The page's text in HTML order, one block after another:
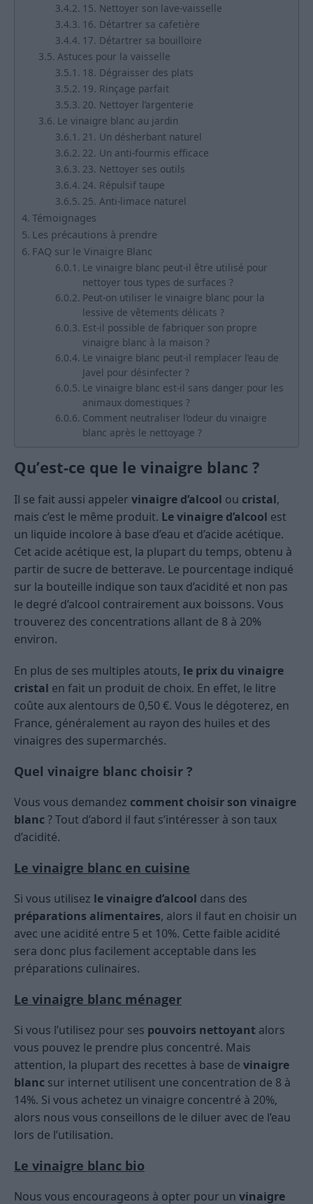
15. Nettoyer son lave-vaisselle
16. Détartrer sa cafetière
17. Détartrer sa bouilloire
Astuces pour la vaisselle
18. Dégraisser des plats
19. Rinçage parfait
20. Nettoyer l’argenterie
Le vinaigre blanc au jardin
21. Un désherbant naturel
22. Un anti-fourmis efficace
23. Nettoyer ses outils
24. Répulsif taupe
25. Anti-limace naturel
Témoignages
Les précautions à prendre
FAQ sur le Vinaigre Blanc
Le vinaigre blanc peut-il être utilisé pour
nettoyer tous types de surfaces ?
Peut-on utiliser le vinaigre blanc pour la
lessive de vêtements délicats ?
Est-il possible de fabriquer son propre
vinaigre blanc à la maison ?
Le vinaigre blanc peut-il remplacer l’eau de
Javel pour désinfecter ?
Le vinaigre blanc est-il sans danger pour les
animaux domestiques ?
Comment neutraliser l’odeur du vinaigre
blanc après le nettoyage ?
Qu’est-ce que le vinaigre blanc ?
Il se fait aussi appeler vinaigre d’alcool ou cristal,
mais c’est le même produit. Le vinaigre d’alcool est
un liquide incolore à base d’eau et d’acide acétique.
Cet acide acétique est, la plupart du temps, obtenu à
partir de sucre de betterave. Le pourcentage indiqué
sur la bouteille indique son taux d’acidité et non pas
le degré d’alcool contrairement aux boissons. Vous
trouverez des concentrations allant de 8 à 20%
environ.
En plus de ses multiples atouts, le prix du vinaigre
cristal en fait un produit de choix. En effet, le litre
coûte aux alentours de 0,50 €. Vous le dégoterez, en
France, généralement au rayon des huiles et des
vinaigres des supermarchés.
Quel vinaigre blanc choisir ?
Vous vous demandez comment choisir son vinaigre
blanc? Tout d’abord il faut s’intéresser à son taux
d’acidité.
Le vinaigre blanc en cuisine
Si vous utilisez le vinaigre d’alcool dans des
préparations alimentaires, alors il faut en choisir un
avec une acidité entre 5 et 10%. Cette faible acidité
sera donc plus facilement acceptable dans les
préparations culinaires.
Le vinaigre blanc ménager
Si vous l’utilisez pour ses pouvoirs nettoyant alors
vous pouvez le prendre plus concentré. Mais
attention, la plupart des recettes à base de vinaigre
blanc sur internet utilisent une concentration de 8 à
14%. Si vous achetez un vinaigre concentré à 20%,
alors nous vous conseillons de le diluer avec de l’eau
lors de l’utilisation.
Le vinaigre blanc bio
Nous vous encourageons à opter pour un vinaigre